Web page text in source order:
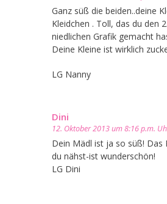
Ganz süß die beiden..deine
Kleidchen . Toll, das du den
niedlichen Grafik gemacht
Deine Kleine ist wirklich
LG Nanny
Dini
12. Oktober 2013 um 8:16 p.m.
Dein Mädl ist ja so süß! Das
du nähst-ist wunderschön!
LG Dini